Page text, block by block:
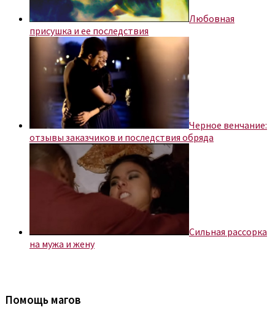
Любовная
присушка и ее последствия
Черное венчание:
отзывы заказчиков и последствия обряда
Сильная рассорка
на мужа и жену
Помощь магов